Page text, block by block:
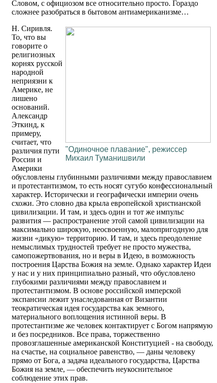
Словом, с официозом все относительно просто. Гораздо
сложнее разобраться в бытовом антиамериканизме…
"Одиночное плавание", режиссер
Михаил Туманишвили
Н. Сиривля.
То, что вы
говорите о
религиозных
корнях русской
народной
неприязни к
Америке, не
лишено
оснований.
Александр
Эткинд, к
примеру,
считает, что
различия пути
России и
Америки
обусловлены глубинными различиями между православием
и протестантизмом, то есть носят сугубо конфессиональный
характер. Исторически и географически империи очень
схожи. Это словно два крыла европейской христианской
цивилизации. И там, и здесь один и тот же импульс
развития — распространение этой самой цивилизации на
максимально широкую, неосвоенную, малопригодную для
жизни «дикую» территорию. И там, и здесь преодоление
немыслимых трудностей требует не просто мужества,
самопожертвования, но и веры в Идею, в возможность
построения Царства Божия на земле. Однако характер Идеи
у нас и у них принципиально разный, что обусловлено
глубокими различиями между православием и
протестантизмом. В основе российской имперской
экспансии лежит унаследованная от Византии
теократическая идея государства как земного,
материального воплощения истинной веры. В
протестантизме же человек контактирует с Богом напрямую
и без посредников. Все права, торжественно
провозглашенные американской Конституцией - на свободу,
на счастье, на социальное равенство, — даны человеку
прямо от Бога, а задача идеального государства, Царства
Божия на земле, — обеспечить неукоснительное
соблюдение этих прав.